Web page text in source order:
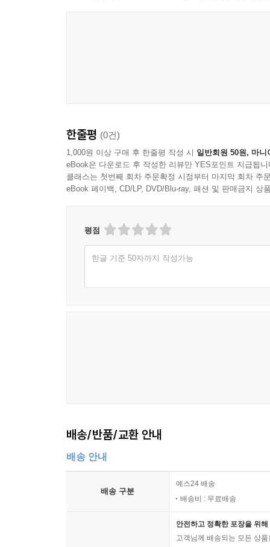
한줄평 (0건)
1,000원 이상 구매 후 한줄평 작성 시 일반회원 50원, 마니
eBook은 다운로드 후 작성한 리뷰만 YES포인트 지급됩니
클래스는 첫번째 회차 주문확정 시점부터 마지막 회차 주
eBook 페이백, CD/LP, DVD/Blu-ray, 패션 및 판매금지 상
평점
한글 기준 50자까지 작성가능
배송/반품/교환 안내
배송 안내
배송 구분
예스24 배송
배송비 : 무료배송
안전하고 정확한 포장을 위
고객님께 배송되는 모든 상